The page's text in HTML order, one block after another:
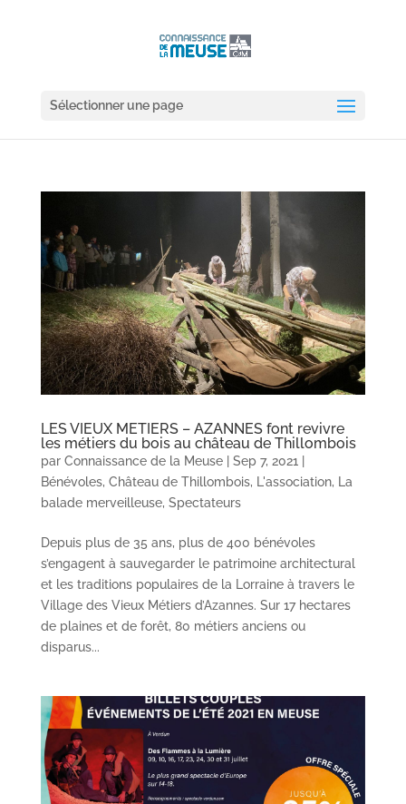
Sélectionner une page
LES VIEUX METIERS – AZANNES font revivre
les métiers du bois au château de Thillombois
par Connaissance de la Meuse| Sep 7, 2021
Bénévoles, Château de Thillombois, L'association,
La
balade merveilleuse, Spectateurs
Depuis plus de 35 ans, plus de 400 bénévoles
s’engagent à sauvegarder le patrimoine architectural
et les traditions populaires de la Lorraine à travers le
Village des Vieux Métiers d’Azannes. Sur 17 hectares
de plaines et de forêt, 80 métiers anciens ou
disparus...